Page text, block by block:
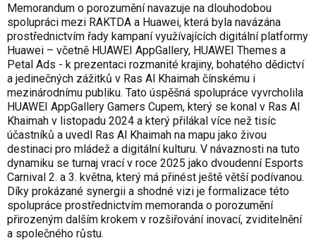
Memorandum o porozumění navazuje na dlouhodobou
spolupráci mezi RAKTDA a Huawei, která byla navázána
prostřednictvím řady kampaní využívajících digitální platformy
Huawei – včetně HUAWEI AppGallery, HUAWEI Themes a
Petal Ads - k prezentaci rozmanité krajiny, bohatého dědictví
a jedinečných zážitků v Ras Al Khaimah čínskému i
mezinárodnímu publiku. Tato úspěšná spolupráce vyvrcholila
HUAWEI AppGallery Gamers Cupem, který se konal v Ras Al
Khaimah v listopadu 2024 a který přilákal více než tisíc
účastníků a uvedl Ras Al Khaimah na mapu jako živou
destinaci pro mládež a digitální kulturu. V návaznosti na tuto
dynamiku se turnaj vrací v roce 2025 jako dvoudenní Esports
Carnival 2. a 3. května, který má přinést ještě větší podívanou.
Díky prokázané synergii a shodné vizi je formalizace této
spolupráce prostřednictvím memoranda o porozumění
přirozeným dalším krokem v rozšiřování inovací, zviditelnění
a společného růstu.